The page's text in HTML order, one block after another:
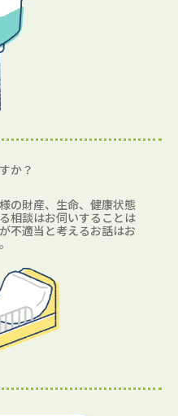
か？
の財産、生命、健康状態
相談はお伺いすることは
不適当と考えるお話はお